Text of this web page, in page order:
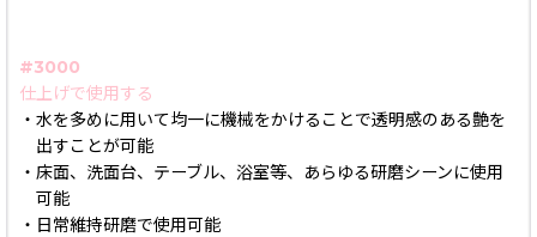
#3000
仕上げで使用する
・水を多めに用いて均一に機械をかけることで透明感のある艶を
出すことが可能
・床面、洗面台、テーブル、浴室等、あらゆる研磨シーンに使用
可能
・日常維持研磨で使用可能